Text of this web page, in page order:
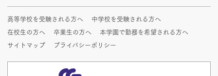
高等学校を受験される方へ
中学校を受験される方へ
在校生の方へ
卒業生の方へ
本学園で勤務を希望される方へ
サイトマップ
プライバシーポリシー